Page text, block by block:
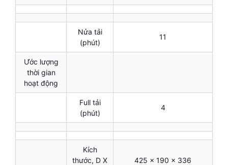
Nửa tải
(phút)
11
Ước lượng
thời gian
hoạt động
Full tải
(phút)
4
Kích
thước, D X
425 x 190 x 336